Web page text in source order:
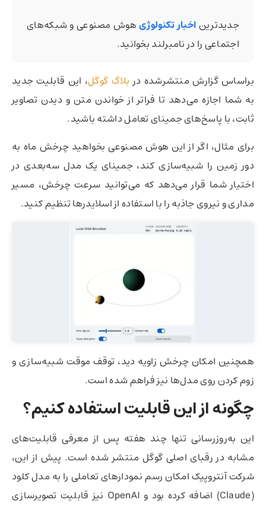
جدیدتریناخبار تکنولوژیهوش مصنوعی و شبکه‌های
اجتماعی را در نامبرلند بخوانید.
براساس گزارش منتشرشده در بلاگ گوگل، این قابلیت جدید
به شما اجازه می‌دهد تا فراتر از خواندن متن و دیدن تصاویر
ثابت، با پاسخ‌های جمینای تعامل داشته باشید.
برای مثال، اگر از این هوش مصنوعی بخواهید چرخش ماه به
دور زمین را شبیه‌سازی کند، جمینای یک مدل سه‌بعدی در
اختیار شما قرار می‌دهد که می‌توانید سرعت چرخش، مسیر
مداری و نیروی جاذبه را با استفاده از اسلایدرها تنظیم کنید.
همچنین امکان چرخش زاویه دید، توقف موقت شبیه‌سازی و
زوم کردن روی مدل‌ها نیز فراهم شده است.
چگونه از این قابلیت استفاده کنیم؟
این به‌روزرسانی تنها چند هفته پس از معرفی قابلیت‌های
مشابه در رقبای اصلی گوگل منتشر شده است. پیش از این،
شرکت آنتروپیک امکان رسم نمودارهای تعاملی را به مدل کلود
(Claude) اضافه کرده بود و OpenAI نیز قابلیت تصویرسازی